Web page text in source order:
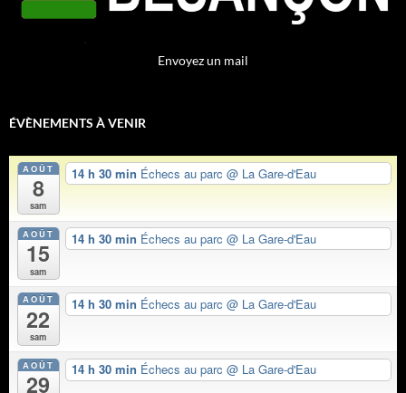
Envoyez un mail
ÉVÈNEMENTS À VENIR
AOÛT
8
sam
14 h 30 min Échecs au parc @ La Gare-d'Eau
AOÛT
15
sam
14 h 30 min Échecs au parc @ La Gare-d'Eau
AOÛT
22
sam
14 h 30 min Échecs au parc @ La Gare-d'Eau
AOÛT
29
14 h 30 min Échecs au parc @ La Gare-d'Eau